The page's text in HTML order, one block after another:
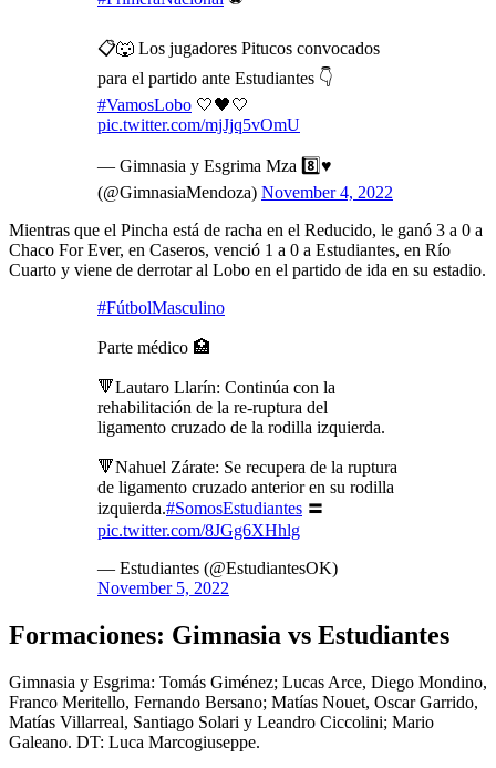
📋🐺 Los jugadores Pitucos convocados
para el partido ante Estudiantes 👇
#VamosLobo 🤍🖤🤍
pic.twitter.com/mjJjq5vOmU
— Gimnasia y Esgrima Mza 8️⃣♥️
(@GimnasiaMendoza) November 4, 2022
Mientras que el Pincha está de racha en el Reducido, le ganó 3 a 0 a
Chaco For Ever, en Caseros, venció 1 a 0 a Estudiantes, en Río
Cuarto y viene de derrotar al Lobo en el partido de ida en su estadio.
#FútbolMasculino
Parte médico 🏥
🔻Lautaro Llarín: Continúa con la
rehabilitación de la re-ruptura del
ligamento cruzado de la rodilla izquierda.
🔻Nahuel Zárate: Se recupera de la ruptura
de ligamento cruzado anterior en su rodilla
izquierda.#SomosEstudiantes 〓
pic.twitter.com/8JGg6XHhlg
— Estudiantes (@EstudiantesOK)
November 5, 2022
Formaciones: Gimnasia vs Estudiantes
Gimnasia y Esgrima: Tomás Giménez; Lucas Arce, Diego Mondino,
Franco Meritello, Fernando Bersano; Matías Nouet, Oscar Garrido,
Matías Villarreal, Santiago Solari y Leandro Ciccolini; Mario
Galeano. DT: Luca Marcogiuseppe.